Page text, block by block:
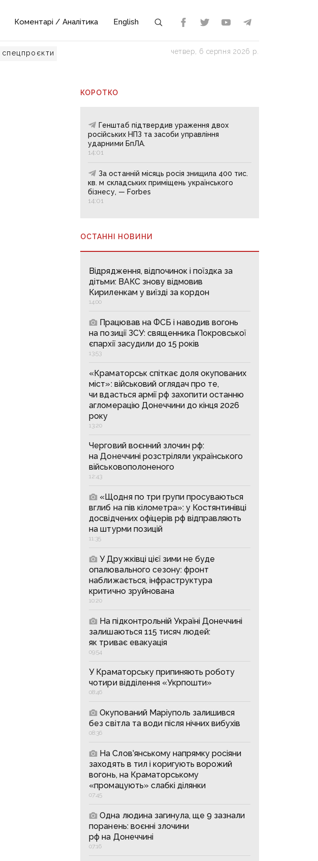
Коментарі / Аналітика English
спецпроєкти четвер, 6 серпня 2026 р.
КОРОТКО
Генштаб підтвердив ураження двох
російських НПЗ та засоби управління
ударними БпЛА.
14:01
За останній місяць росія знищила 400 тис.
кв. м складських приміщень українського
бізнесу, — Forbes
14:01
ОСТАННІ НОВИНИ
Відрядження, відпочинок і поїздка за
дітьми: ВАКС знову відмовив
Кириленкам у виїзді за кордон
14:00
Працював на ФСБ і наводив вогонь
на позиції ЗСУ: священника Покровської
єпархії засудили до 15 років
13:53
«Краматорськ спіткає доля окупованих
міст»: військовий оглядач про те,
чи вдасться армії рф захопити останню
агломерацію Донеччини до кінця 2026
року
13:20
Черговий воєнний злочин рф:
на Донеччині розстріляли українського
військовополоненого
12:43
«Щодня по три групи просуваються
вглиб на пів кілометра»: у Костянтинівці
досвідчених офіцерів рф відправляють
на штурми позицій
11:35
У Дружківці цієї зими не буде
опалювального сезону: фронт
наближається, інфраструктура
критично зруйнована
10:20
На підконтрольній Україні Донеччині
залишаються 115 тисяч людей:
як триває евакуація
09:54
У Краматорську припиняють роботу
чотири відділення «Укрпошти»
08:46
Окупований Маріуполь залишився
без світла та води після нічних вибухів
08:36
На Слов’янському напрямку росіяни
заходять в тил і коригують ворожий
вогонь, на Краматорському
«промацують» слабкі ділянки
07:45
Одна людина загинула, ще 9 зазнали
поранень: воєнні злочини
рф на Донеччині
07:16